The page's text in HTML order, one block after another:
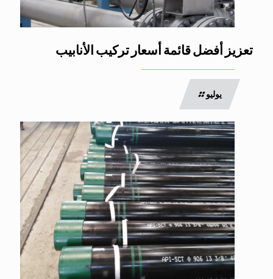
تعزيز أفضل قائمة أسعار تركيب الأنابيب
يوليو